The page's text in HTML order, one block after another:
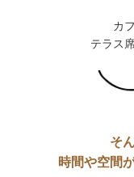
カ
テラス
そ
時間や空間